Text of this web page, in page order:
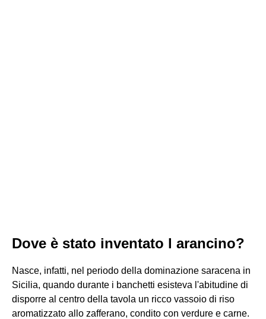
Dove è stato inventato l arancino?
Nasce, infatti, nel periodo della dominazione saracena in
Sicilia, quando durante i banchetti esisteva l'abitudine di
disporre al centro della tavola un ricco vassoio di riso
aromatizzato allo zafferano, condito con verdure e carne.